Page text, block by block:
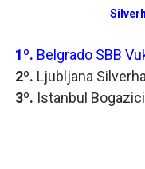
1º. Belgrado SBB
2º. Ljubljana
3º. Istanbul